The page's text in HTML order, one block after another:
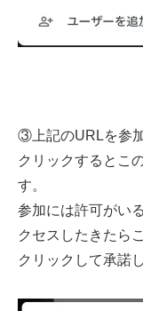
③上記のURLを参
クリックするとこ
す。
参加には許可がい
クセスしたきたら
クリックして承諾